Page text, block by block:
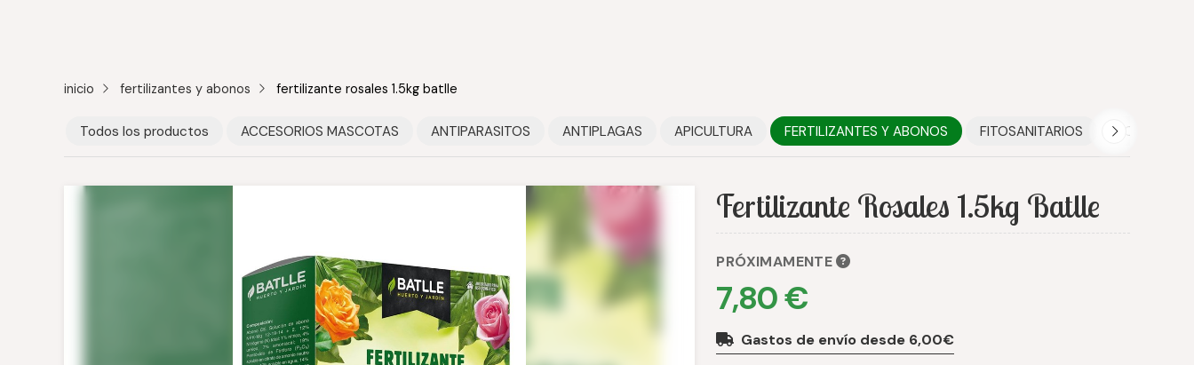
inicio fertilizantes y abonos fertilizante rosales 1.5kg batlle
Todos los productos ACCESORIOS MASCOTAS ANTIPARASITOS ANTIPLAGAS APICULTURA FERTILIZANTES Y ABONOS FITOSANITARIOS HOGAR
Fertilizante Rosales 1.5kg Batlle
PRÓXIMAMENTE
7,80 €
Gastos de envío desde 6,00€